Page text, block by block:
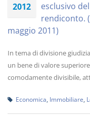
2012
esclusivo
rendiconto.
maggio 2011)
In tema di divisione
un bene di valore
comodamente divisibile,
Economica Immobiliare